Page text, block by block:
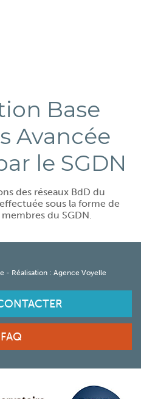
Base
Avancée
le SGDN
des réseaux BdD du
sous la forme de
du SGDN.
- Réalisation : Agence Voyelle